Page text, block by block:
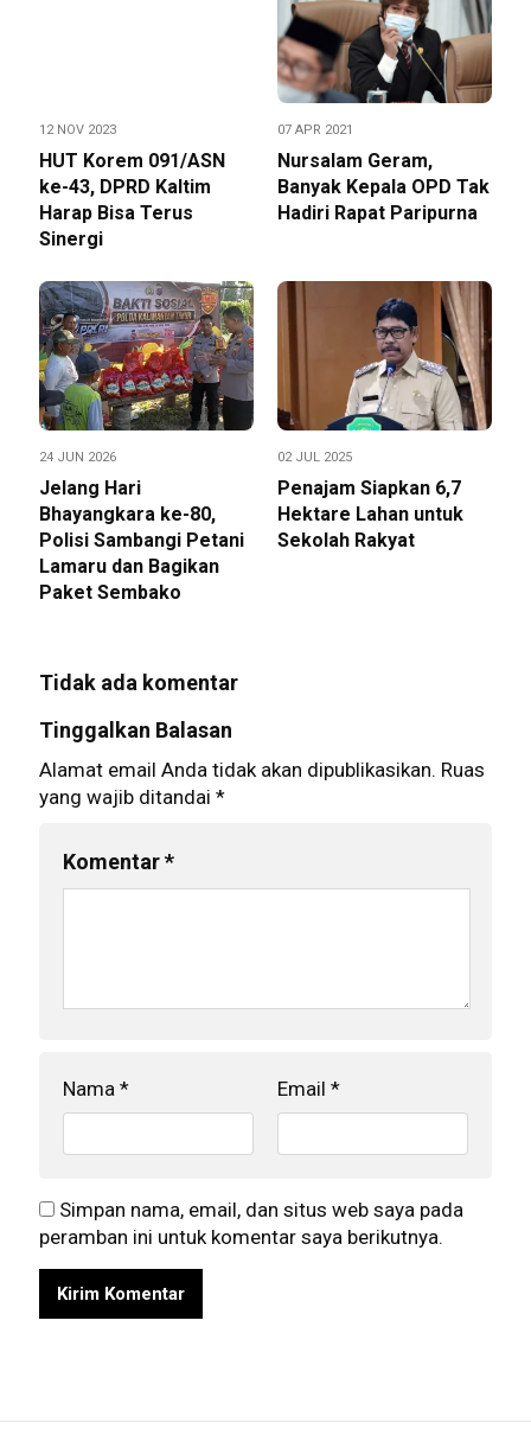
12 NOV 2023
HUT Korem 091/ASN
ke-43, DPRD Kaltim
Harap Bisa Terus
Sinergi
07 APR 2021
Nursalam Geram,
Banyak Kepala OPD Tak
Hadiri Rapat Paripurna
24 JUN 2026
Jelang Hari
Bhayangkara ke-80,
Polisi Sambangi Petani
Lamaru dan Bagikan
Paket Sembako
02 JUL 2025
Penajam Siapkan 6,7
Hektare Lahan untuk
Sekolah Rakyat
Tidak ada komentar
Tinggalkan Balasan
Alamat email Anda tidak akan dipublikasikan. Ruas
yang wajib ditandai *
Komentar*
Nama * Email *
Simpan nama, email, dan situs web saya pada
peramban ini untuk komentar saya berikutnya.